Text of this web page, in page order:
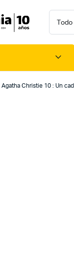
Agatha Christie 10 : Un